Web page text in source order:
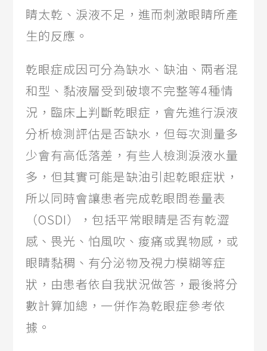
睛太乾、淚液不足，進而刺激眼睛所產
生的反應。
乾眼症成因可分為缺水、缺油、兩者混
和型、黏液層受到破壞不完整等4種情
況，臨床上判斷乾眼症，會先進行淚液
分析檢測評估是否缺水，但每次測量多
少會有高低落差，有些人檢測淚液水量
多，但其實可能是缺油引起乾眼症狀，
所以同時會讓患者完成乾眼問卷量表
（OSDI），包括平常眼睛是否有乾澀
感、畏光、怕風吹、痠痛或異物感，或
眼睛黏稠、有分泌物及視力模糊等症
狀，由患者依自我狀況做答，最後將分
數計算加總，一併作為乾眼症參考依
據。